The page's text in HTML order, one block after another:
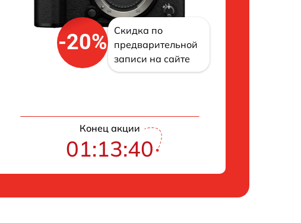
-20%
Скидка по
предварительной
записи на сайте
Конец акции
01:13:39